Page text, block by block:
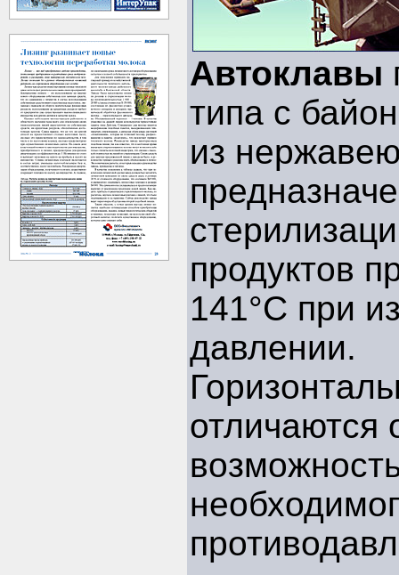
Автоклавы
типа с
из
продуктов
141°С при
давлении.
отличаются